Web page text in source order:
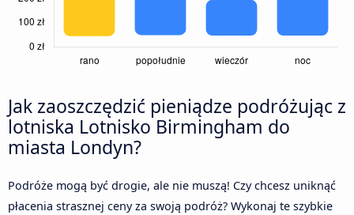
Jak zaoszczędzić pieniądze podróżując z
lotniska Lotnisko Birmingham do
miasta Londyn?
Podróże mogą być drogie, ale nie muszą! Czy chcesz uniknąć
płacenia strasznej ceny za swoją podróż? Wykonaj te szybkie